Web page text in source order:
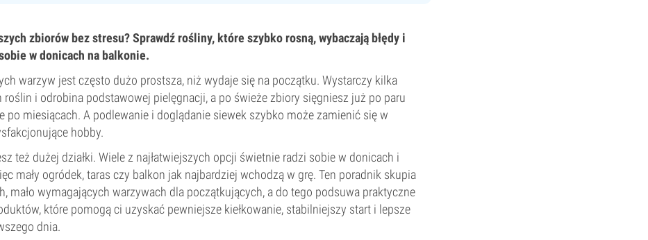
zbiorów bez stresu? Sprawdź rośliny, które szybko rosną, wybaczają błędy i
w donicach na balkonie.
warzyw jest często dużo prostsza, niż wydaje się na początku. Wystarczy kilka
roślin i odrobina podstawowej pielęgnacji, a po świeże zbiory sięgniesz już po paru
po miesiącach. A podlewanie i doglądanie siewek szybko może zamienić się w
hobby.
też dużej działki. Wiele z najłatwiejszych opcji świetnie radzi sobie w donicach i
mały ogródek, taras czy balkon jak najbardziej wchodzą w grę. Ten poradnik skupia
mało wymagających warzywach dla początkujących, a do tego podsuwa praktyczne
które pomogą ci uzyskać pewniejsze kiełkowanie, stabilniejszy start i lepsze
dnia.